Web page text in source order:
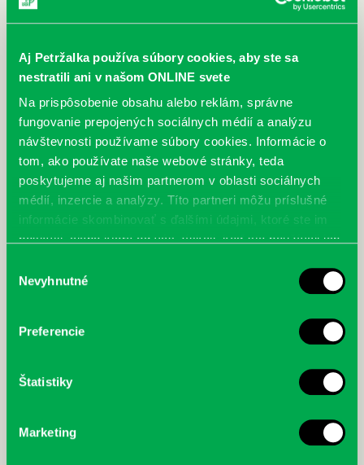
Aj Petržalka používa súbory cookies, aby ste sa
nestratili ani v našom ONLINE svete
Na prispôsobenie obsahu alebo reklám, správne
fungovanie prepojených sociálnych médií a analýzu
návštevnosti používame súbory cookies. Informácie o
tom, ako používate naše webové stránky, teda
poskytujeme aj našim partnerom v oblasti sociálnych
médií, inzercie a analýzy. Títo partneri môžu príslušné
informácie skombinovať s ďalšími údajmi, ktoré ste im
poskytli, alebo ktoré od vás získali, keď ste používali ich
súhlasu
Nevyhnutné
Preferencie
Štatistiky
Marketing
cyklistu modernej doby: